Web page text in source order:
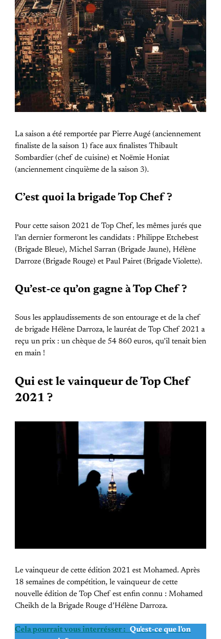
La saison a été remportée par Pierre Augé (anciennement
finaliste de la saison 1) face aux finalistes Thibault
Sombardier (chef de cuisine) et Noëmie Honiat
(anciennement cinquième de la saison 3).
C’est quoi la brigade Top Chef ?
Pour cette saison 2021 de Top Chef, les mêmes jurés que
l’an dernier formeront les candidats : Philippe Etchebest
(Brigade Bleue), Michel Sarran (Brigade Jaune), Hélène
Darroze (Brigade Rouge) et Paul Pairet (Brigade Violette).
Qu’est-ce qu’on gagne à Top Chef ?
Sous les applaudissements de son entourage et de la chef
de brigade Hélène Darroza, le lauréat de Top Chef 2021 a
reçu un prix : un chèque de 54 860 euros, qu’il tenait bien
en main !
Qui est le vainqueur de Top Chef
2021 ?
Le vainqueur de cette édition 2021 est Mohamed. Après
18 semaines de compétition, le vainqueur de cette
nouvelle édition de Top Chef est enfin connu : Mohamed
Cheikh de la Brigade Rouge d’Hélène Darroza.
Cela pourrait vous interrésser : Qu'est-ce que l'on